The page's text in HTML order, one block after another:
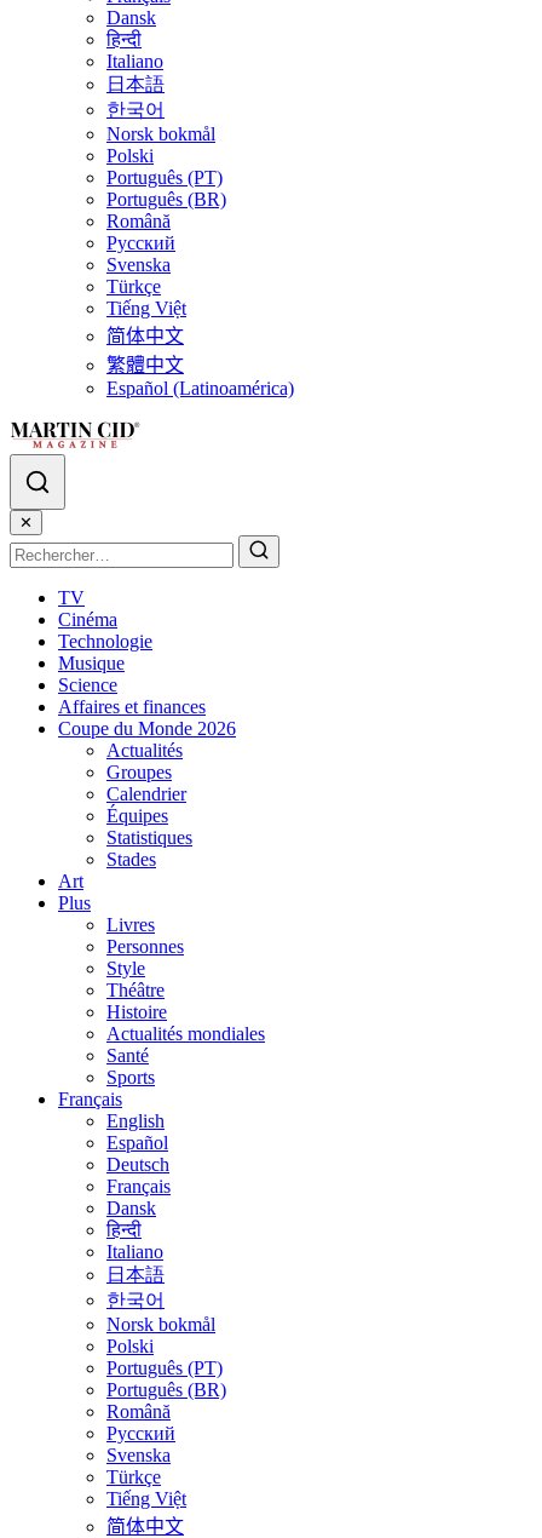
Dansk
हिन्दी
Italiano
日本語
한국어
Norsk bokmål
Polski
Português (PT)
Português (BR)
Română
Русский
Svenska
Türkçe
Tiếng Việt
简体中文
繁體中文
Español (Latinoamérica)
✕
TV
Cinéma
Technologie
Musique
Science
Affaires et finances
Coupe du Monde 2026
Actualités
Groupes
Calendrier
Équipes
Statistiques
Stades
Art
Plus
Livres
Personnes
Style
Théâtre
Histoire
Actualités mondiales
Santé
Sports
Français
English
Español
Deutsch
Français
Dansk
हिन्दी
Italiano
日本語
한국어
Norsk bokmål
Polski
Português (PT)
Português (BR)
Română
Русский
Svenska
Türkçe
Tiếng Việt
简体中文